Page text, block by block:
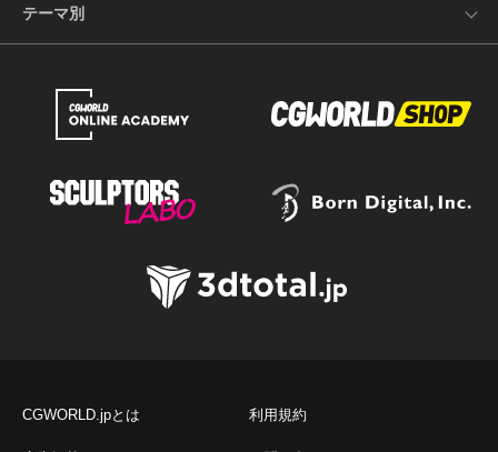
テーマ別
CGWORLD.jpとは 利用規約